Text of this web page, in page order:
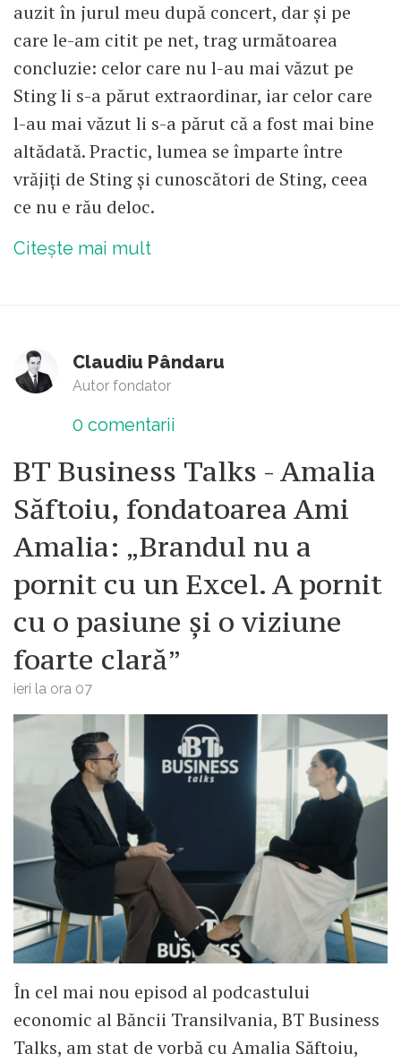
auzit în jurul meu după concert, dar și pe
care le-am citit pe net, trag următoarea
concluzie: celor care nu l-au mai văzut pe
Sting li s-a părut extraordinar, iar celor care
l-au mai văzut li s-a părut că a fost mai bine
altădată. Practic, lumea se împarte între
vrăjiți de Sting și cunoscători de Sting, ceea
ce nu e rău deloc.
Citește mai mult
Claudiu Pândaru
Autor fondator
0 comentarii
BT Business Talks - Amalia
Săftoiu, fondatoarea Ami
Amalia: „Brandul nu a
pornit cu un Excel. A pornit
cu o pasiune și o viziune
foarte clară”
ieri la ora 07
În cel mai nou episod al podcastului
economic al Băncii Transilvania, BT Business
Talks, am stat de vorbă cu Amalia Săftoiu,